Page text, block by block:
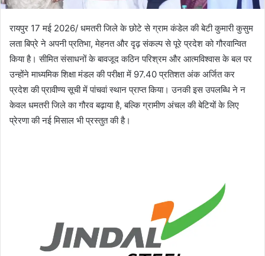
रायपुर 17 मई 2026/ धमतरी जिले के छोटे से ग्राम कंडेल की बेटी कुमारी कुसुम
लता बिप्रे ने अपनी प्रतिभा, मेहनत और दृढ़ संकल्प से पूरे प्रदेश को गौरवान्वित
किया है। सीमित संसाधनों के बावजूद कठिन परिश्रम और आत्मविश्वास के बल पर
उन्होंने माध्यमिक शिक्षा मंडल की परीक्षा में 97.40 प्रतिशत अंक अर्जित कर
प्रदेश की प्रावीण्य सूची में पांचवां स्थान प्राप्त किया। उनकी इस उपलब्धि ने न
केवल धमतरी जिले का गौरव बढ़ाया है, बल्कि ग्रामीण अंचल की बेटियों के लिए
प्रेरणा की नई मिसाल भी प्रस्तुत की है।